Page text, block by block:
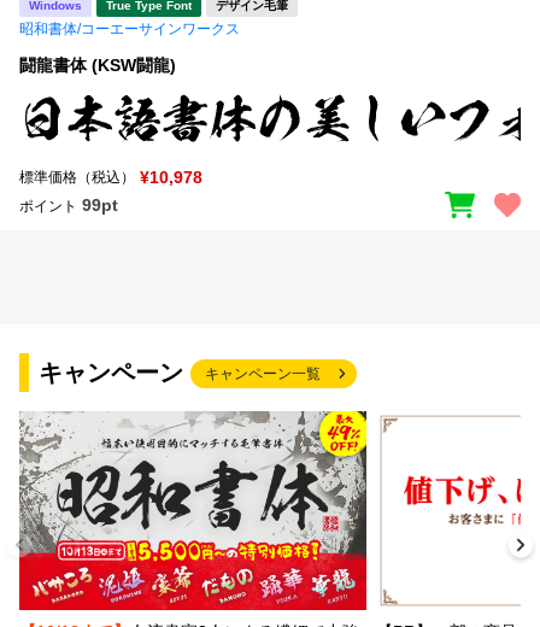
Windows True Type Font デザイン毛筆
昭和書体/コーエーサインワークス
闘龍書体 (KSW闘龍)
標準価格（税込） ¥10,978
ポイント 99pt
キャンペーン キャンペーン一覧